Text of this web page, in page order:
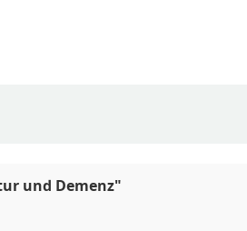
und Demenz"